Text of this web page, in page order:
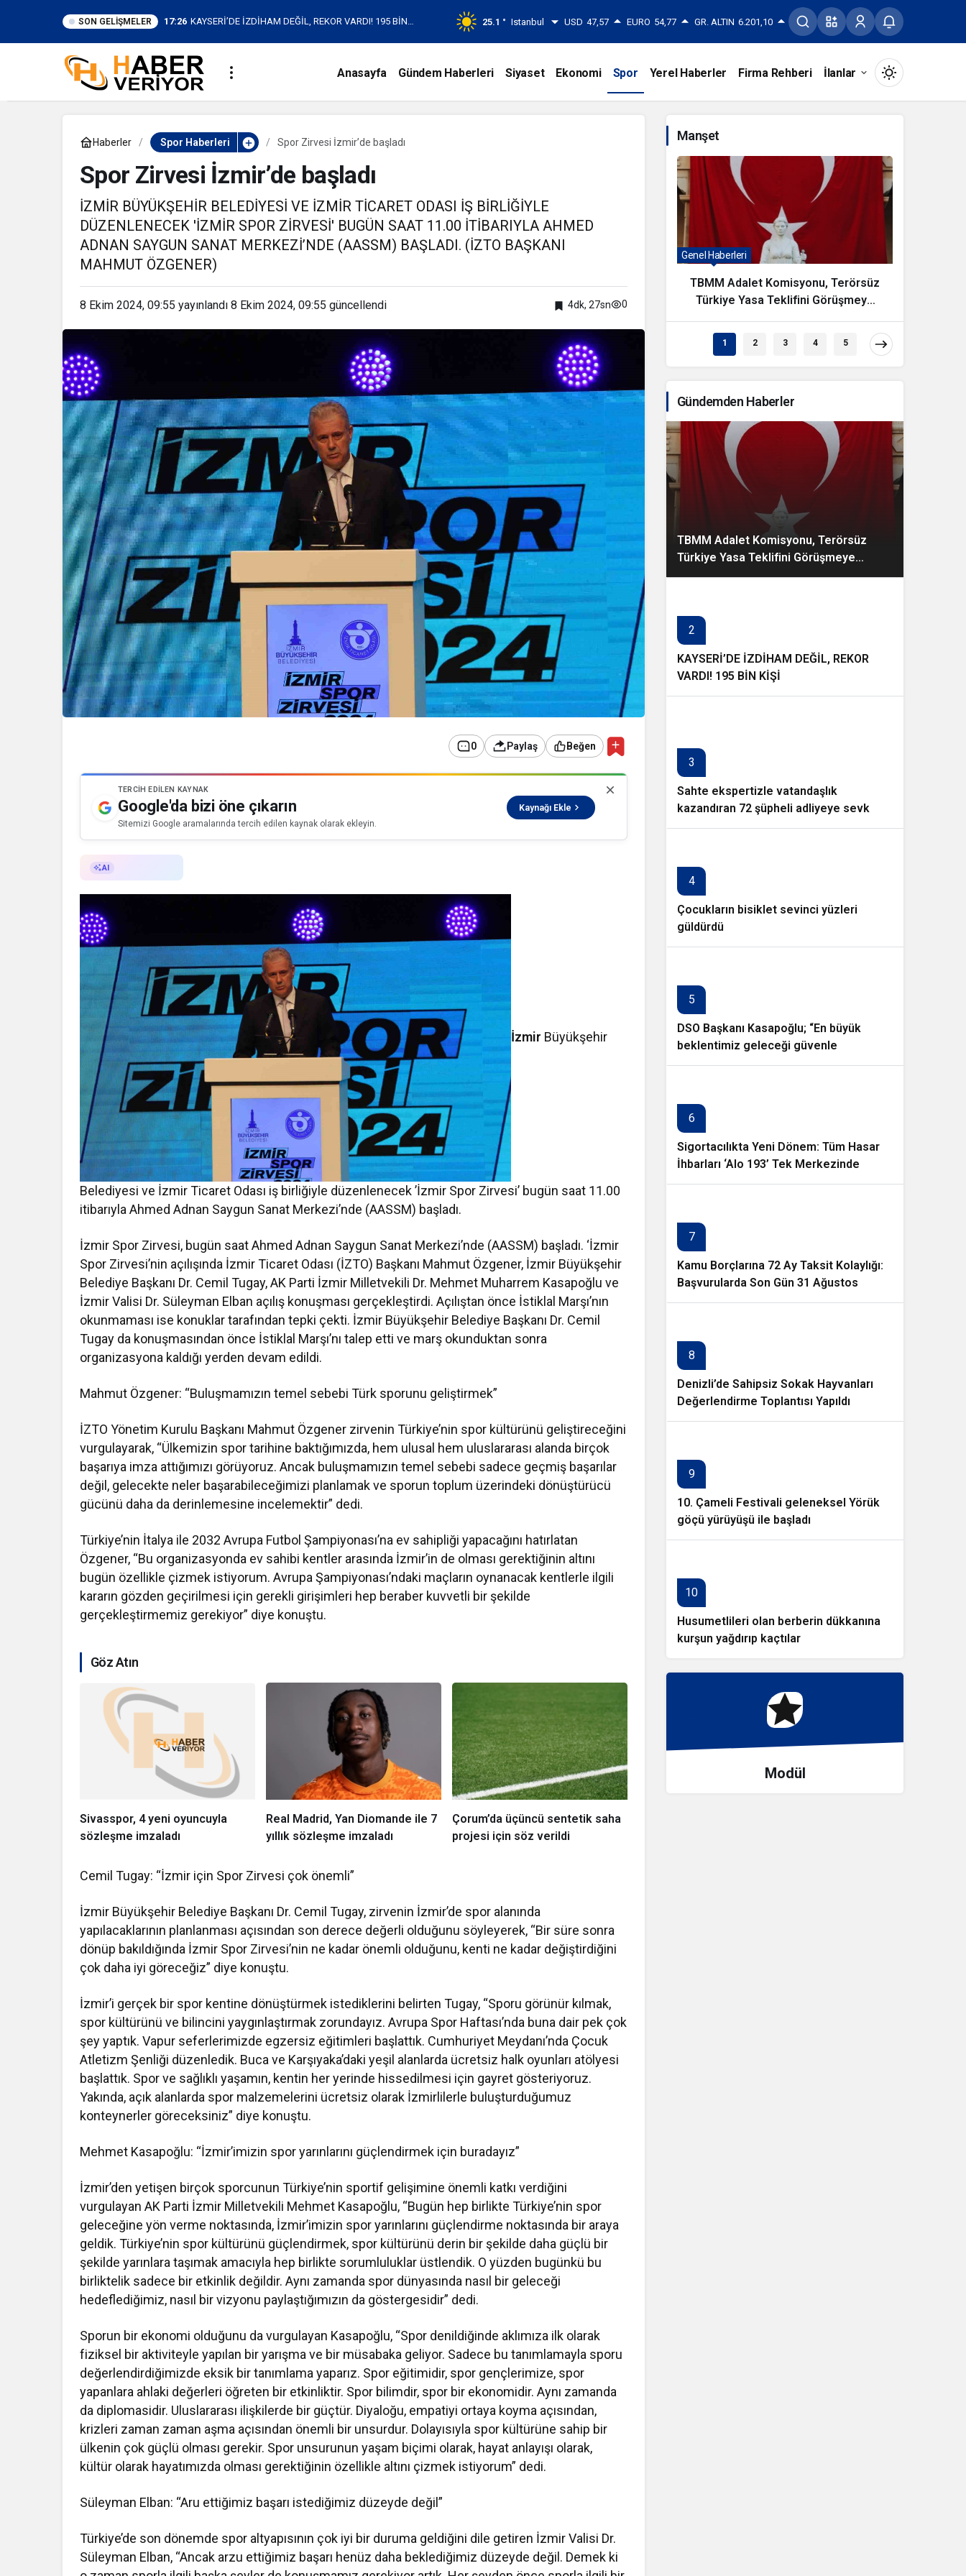
SON GELIŞMELER 17:26 KAYSERİ’DE İZDİHAM DEĞİL, REKOR VARDI! 195 BİN 25.1 ° Istanbul USD 47,57 EURO 54,77 GR. ALTIN 6.201,10
Anasayfa Gündem Haberleri Siyaset Ekonomi Spor Yerel Haberler Firma Rehberi İlanlar
Mod
Gündüz Modu
Gündüz modunu seçin.
Gece Modu
Gece modunu seçin.
Sistem Modu
Haberler Spor Haberleri Spor Zirvesi İzmir’de başladı
Spor Zirvesi İzmir’de başladı
İZMİR BÜYÜKŞEHİR BELEDİYESİ VE İZMİR TİCARET ODASI İŞ BİRLİĞİYLE
DÜZENLENECEK 'İZMİR SPOR ZİRVESİ' BUGÜN SAAT 11.00 İTİBARIYLA AHMED
ADNAN SAYGUN SANAT MERKEZİ’NDE (AASSM) BAŞLADI. (İZTO BAŞKANI
MAHMUT ÖZGENER)
8 Ekim 2024, 09:55 yayınlandı 8 Ekim 2024, 09:55 güncellendi 4dk, 27sn 0
0 Paylaş Beğen
TERCIH EDILEN KAYNAK
Google'da bizi öne çıkarın
Sitemizi Google aramalarında tercih edilen kaynak olarak ekleyin.
Kaynağı Ekle
AI
İzmir Büyükşehir
Belediyesi ve İzmir Ticaret Odası iş birliğiyle düzenlenecek ’İzmir Spor Zirvesi’ bugün saat 11.00
itibarıyla Ahmed Adnan Saygun Sanat Merkezi’nde (AASSM) başladı.
İzmir Spor Zirvesi, bugün saat Ahmed Adnan Saygun Sanat Merkezi’nde (AASSM) başladı. ‘İzmir
Spor Zirvesi’nin açılışında İzmir Ticaret Odası (İZTO) Başkanı Mahmut Özgener, İzmir Büyükşehir
Belediye Başkanı Dr. Cemil Tugay, AK Parti İzmir Milletvekili Dr. Mehmet Muharrem Kasapoğlu ve
İzmir Valisi Dr. Süleyman Elban açılış konuşması gerçekleştirdi. Açılıştan önce İstiklal Marşı’nın
okunmaması ise konuklar tarafından tepki çekti. İzmir Büyükşehir Belediye Başkanı Dr. Cemil
Tugay da konuşmasından önce İstiklal Marşı’nı talep etti ve marş okunduktan sonra
organizasyona kaldığı yerden devam edildi.
Mahmut Özgener: “Buluşmamızın temel sebebi Türk sporunu geliştirmek”
İZTO Yönetim Kurulu Başkanı Mahmut Özgener zirvenin Türkiye’nin spor kültürünü geliştireceğini
vurgulayarak, “Ülkemizin spor tarihine baktığımızda, hem ulusal hem uluslararası alanda birçok
başarıya imza attığımızı görüyoruz. Ancak buluşmamızın temel sebebi sadece geçmiş başarılar
değil, gelecekte neler başarabileceğimizi planlamak ve sporun toplum üzerindeki dönüştürücü
gücünü daha da derinlemesine incelemektir” dedi.
Türkiye’nin İtalya ile 2032 Avrupa Futbol Şampiyonası’na ev sahipliği yapacağını hatırlatan
Özgener, “Bu organizasyonda ev sahibi kentler arasında İzmir’in de olması gerektiğinin altını
bugün özellikle çizmek istiyorum. Avrupa Şampiyonası’ndaki maçların oynanacak kentlerle ilgili
kararın gözden geçirilmesi için gerekli girişimleri hep beraber kuvvetli bir şekilde
gerçekleştirmemiz gerekiyor” diye konuştu.
Göz Atın
Sivasspor, 4 yeni oyuncuyla
sözleşme imzaladı
Real Madrid, Yan Diomande ile 7
yıllık sözleşme imzaladı
Çorum’da üçüncü sentetik saha
projesi için söz verildi
Cemil Tugay: “İzmir için Spor Zirvesi çok önemli”
İzmir Büyükşehir Belediye Başkanı Dr. Cemil Tugay, zirvenin İzmir’de spor alanında
yapılacaklarının planlanması açısından son derece değerli olduğunu söyleyerek, “Bir süre sonra
dönüp bakıldığında İzmir Spor Zirvesi’nin ne kadar önemli olduğunu, kenti ne kadar değiştirdiğini
çok daha iyi göreceğiz” diye konuştu.
İzmir’i gerçek bir spor kentine dönüştürmek istediklerini belirten Tugay, “Sporu görünür kılmak,
spor kültürünü ve bilincini yaygınlaştırmak zorundayız. Avrupa Spor Haftası’nda buna dair pek çok
şey yaptık. Vapur seferlerimizde egzersiz eğitimleri başlattık. Cumhuriyet Meydanı’nda Çocuk
Atletizm Şenliği düzenledik. Buca ve Karşıyaka’daki yeşil alanlarda ücretsiz halk oyunları atölyesi
başlattık. Spor ve sağlıklı yaşamın, kentin her yerinde hissedilmesi için gayret gösteriyoruz.
Yakında, açık alanlarda spor malzemelerini ücretsiz olarak İzmirlilerle buluşturduğumuz
konteynerler göreceksiniz” diye konuştu.
Mehmet Kasapoğlu: “İzmir’imizin spor yarınlarını güçlendirmek için buradayız”
İzmir’den yetişen birçok sporcunun Türkiye’nin sportif gelişimine önemli katkı verdiğini
vurgulayan AK Parti İzmir Milletvekili Mehmet Kasapoğlu, “Bugün hep birlikte Türkiye’nin spor
geleceğine yön verme noktasında, İzmir’imizin spor yarınlarını güçlendirme noktasında bir araya
geldik. Türkiye’nin spor kültürünü güçlendirmek, spor kültürünü derin bir şekilde daha güçlü bir
şekilde yarınlara taşımak amacıyla hep birlikte sorumluluklar üstlendik. O yüzden bugünkü bu
birliktelik sadece bir etkinlik değildir. Aynı zamanda spor dünyasında nasıl bir geleceği
hedeflediğimiz, nasıl bir vizyonu paylaştığımızın da göstergesidir” dedi.
Sporun bir ekonomi olduğunu da vurgulayan Kasapoğlu, “Spor denildiğinde aklımıza ilk olarak
fiziksel bir aktiviteyle yapılan bir yarışma ve bir müsabaka geliyor. Sadece bu tanımlamayla sporu
değerlendirdiğimizde eksik bir tanımlama yaparız. Spor eğitimidir, spor gençlerimize, spor
yapanlara ahlaki değerleri öğreten bir etkinliktir. Spor bilimdir, spor bir ekonomidir. Aynı zamanda
da diplomasidir. Uluslararası ilişkilerde bir güçtür. Diyaloğu, empatiyi ortaya koyma açısından,
krizleri zaman zaman aşma açısından önemli bir unsurdur. Dolayısıyla spor kültürüne sahip bir
ülkenin çok güçlü olması gerekir. Spor unsurunun yaşam biçimi olarak, hayat anlayışı olarak,
kültür olarak hayatımızda olması gerektiğinin özellikle altını çizmek istiyorum” dedi.
Süleyman Elban: “Aru ettiğimiz başarı istediğimiz düzeyde değil”
Türkiye’de son dönemde spor altyapısının çok iyi bir duruma geldiğini dile getiren İzmir Valisi Dr.
Süleyman Elban, “Ancak arzu ettiğimiz başarı henüz daha beklediğimiz düzeyde değil. Demek ki
Manşet
Genel Haberleri
TBMM Adalet Komisyonu, Terörsüz
Türkiye Yasa Teklifini Görüşmeye
1 2 3 4 5
Gündemden Haberler
TBMM Adalet Komisyonu, Terörsüz
Türkiye Yasa Teklifini Görüşmeye
Başladı
2
KAYSERİ’DE İZDİHAM DEĞİL, REKOR
VARDI! 195 BİN KİŞİ
3
Sahte ekspertizle vatandaşlık
kazandıran 72 şüpheli adliyeye sevk
edildi
4
Çocukların bisiklet sevinci yüzleri
güldürdü
5
DSO Başkanı Kasapoğlu; “En büyük
beklentimiz geleceği güvenle
planlayabileceğimiz istikrarlı bir yatırım
6
Sigortacılıkta Yeni Dönem: Tüm Hasar
İhbarları ‘Alo 193’ Tek Merkezinde
Toplanıyor
7
Kamu Borçlarına 72 Ay Taksit Kolaylığı:
Başvurularda Son Gün 31 Ağustos
8
Denizli’de Sahipsiz Sokak Hayvanları
Değerlendirme Toplantısı Yapıldı
9
10. Çameli Festivali geleneksel Yörük
göçü yürüyüşü ile başladı
10
Husumetlileri olan berberin dükkanına
kurşun yağdırıp kaçtılar
Modül